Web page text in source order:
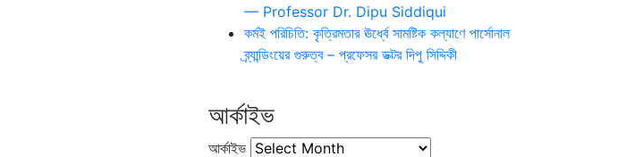
— Professor Dr. Dipu Siddiqui
কর্মই পরিচিতি: কৃত্রিমতার ঊর্ধ্বে সামষ্টিক কল্যাণে পার্সোনাল
ব্র্যান্ডিংয়ের গুরুত্ব – প্রফেসর ডক্টর দিপু সিদ্দিকী
আর্কাইভ
আর্কাইভ